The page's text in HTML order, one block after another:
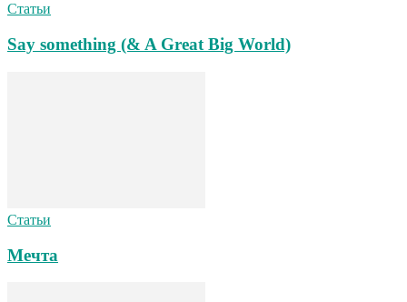
Статьи
Say something (& A Great Big World)
Статьи
Мечта